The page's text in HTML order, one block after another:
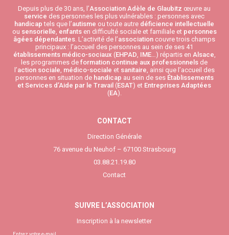
Depuis plus de 30 ans, l’Association Adèle de Glaubitz œuvre au
service des personnes les plus vulnérables : personnes avec
handicap tels que l’autisme ou toute autre déficience intellectuelle
ou sensorielle enfants en difficulté sociale et familiale et personnes
âgées dépendantes . L’activité de l’association couvre trois champs
principaux : l’accueil des personnes au sein de ses 41
établissements médico-sociaux (EHPAD IME …) répartis en Alsace
les programmes deformation continue aux professionnels de
l’action sociale médico-sociale et sanitaire , ainsi que l’accueil des
personnes en situation de handicap au sein de ses Établissements
et Services d’Aide par le Travail (ESAT) et Entreprises Adaptées
(EA).
CONTACT
Direction Générale
76 avenue du Neuhof – 67100 Strasbourg
03.88.21.19.80
Contact
SUIVRE L’ASSOCIATION
Inscription à la newsletter